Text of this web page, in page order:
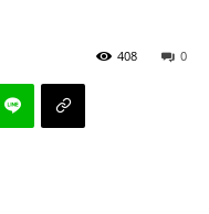
0
408